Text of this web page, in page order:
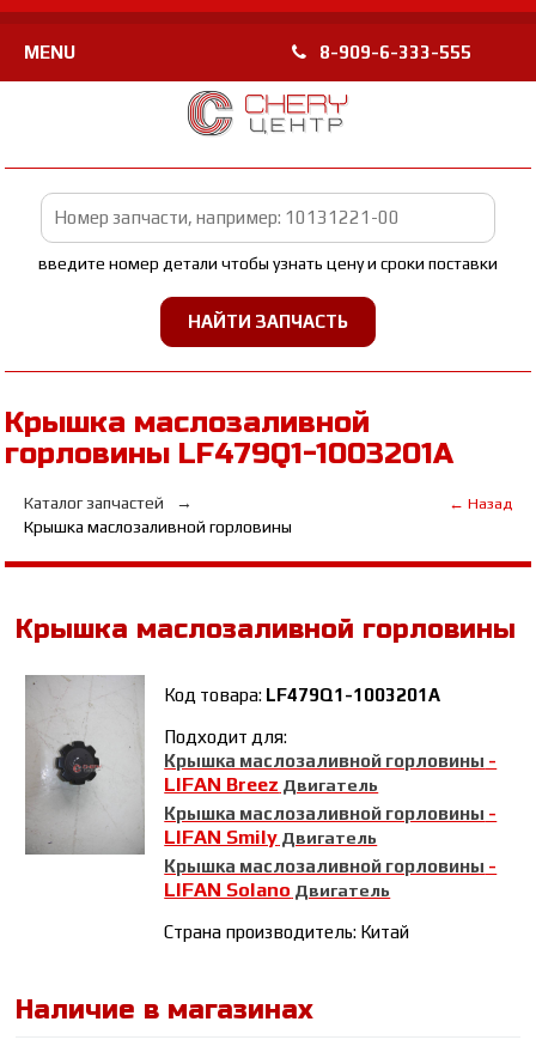
MENU 8-909-6-333-555
введите номер детали чтобы узнать цену и сроки поставки
Крышка маслозаливной
горловины LF479Q1-1003201A
Каталог запчастей
Крышка маслозаливной горловины
← Назад
Крышка маслозаливной горловины
Код товара: LF479Q1-1003201A
Подходит для:
Крышка маслозаливной горловины -
LIFAN Breez Двигатель
Крышка маслозаливной горловины -
LIFAN Smily Двигатель
Крышка маслозаливной горловины -
LIFAN Solano Двигатель
Страна производитель: Китай
Наличие в магазинах